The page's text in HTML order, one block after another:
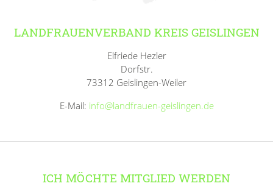
LANDFRAUENVERBAND KREIS GEISLINGEN
Elfriede Hezler
Dorfstr.
73312 Geislingen-Weiler
E-Mail: info@landfrauen-geislingen.de
ICH MÖCHTE MITGLIED WERDEN